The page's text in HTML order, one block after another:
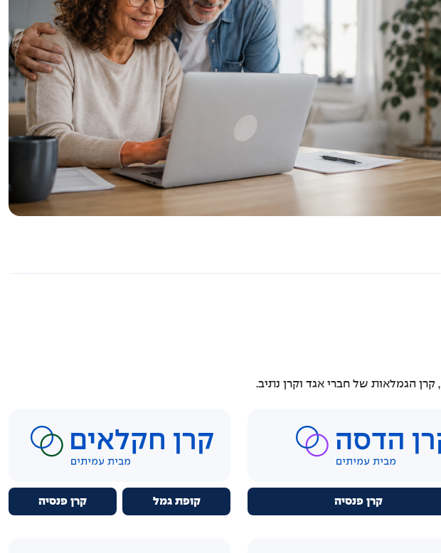
הגמלאות של חברי אגד וקרן נתיב.
קרן פנסיה קופת גמל קרן פנסיה